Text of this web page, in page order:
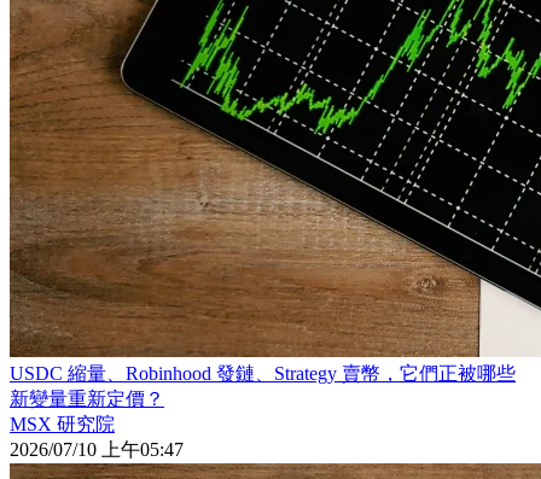
USDC 縮量、Robinhood 發鏈、Strategy 賣幣，它們正被哪些
新變量重新定價？
MSX 研究院
2026/07/10 上午05:47